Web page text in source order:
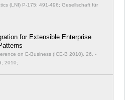
(LNI) P-175; 491-496; Gesellschaft für
for Extensible Enterprise
on E-Business (ICE-B 2010). 26. -
2010;